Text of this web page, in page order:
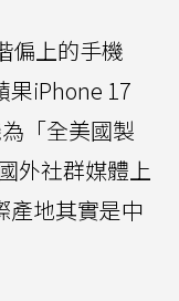
偏上的手機
果iPhone 17
「全美國製
外社群媒體上
產地其實是中